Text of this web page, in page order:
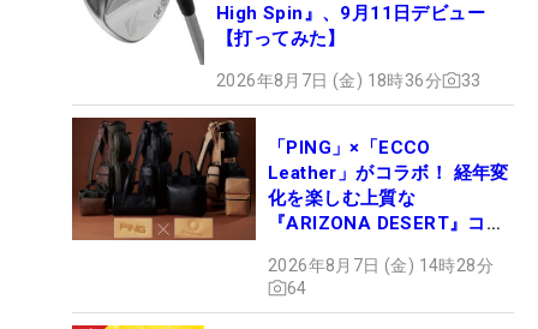
High Spin』、9月11日デビュー
【打ってみた】
2026年8月7日 (金) 18時36分 33
「PING」×「ECCO
Leather」がコラボ！ 経年変
化を楽しむ上質な
『ARIZONA DESERT』コレ
ュー
2026年8月7日 (金) 14時28分
64